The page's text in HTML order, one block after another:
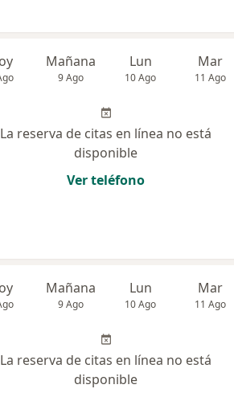
Mañana
9 Ago
Lun
10 Ago
Mar
11 Ago
La reserva de citas en línea no está
disponible
Ver teléfono
Mañana
9 Ago
Lun
10 Ago
Mar
11 Ago
La reserva de citas en línea no está
disponible